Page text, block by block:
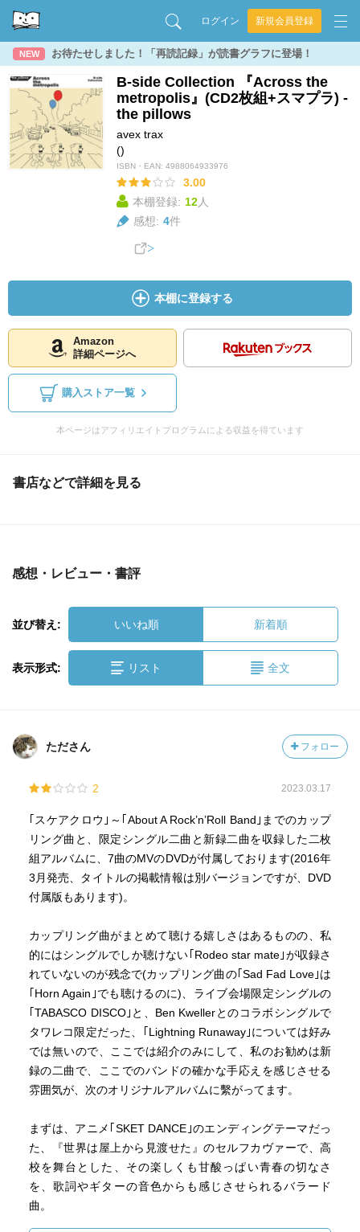
ログイン 新規会員登録
NEW お待たせしました！「再読記録」が読書グラフに登場！
B-side Collection 『Across the
metropolis』(CD2枚組+スマプラ) -
the pillows
avex trax
()
ISBN・EAN: 4988064933976
3.00
本棚登録: 12人
感想: 4件
本棚に登録する
Amazon
詳細ページへ
購入ストア一覧
本ページはアフィリエイトプログラムによる収益を得ています
書店などで詳細を見る
感想・レビュー・書評
並び替え: いいね順 新着順
表示形式: リスト 全文
たださん フォロー
2 2023.03.17
｢スケアクロウ｣～｢About A Rock’n’Roll Band｣までのカップ
リング曲と、限定シングル二曲と新録二曲を収録した二枚
組アルバムに、7曲のMVのDVDが付属しております(2016年
3月発売、タイトルの掲載情報は別バージョンですが、DVD
付属版もあります)。
カップリング曲がまとめて聴ける嬉しさはあるものの、私
的にはシングルでしか聴けない｢Rodeo star mate｣が収録さ
れていないのが残念で(カップリング曲の｢Sad Fad Love｣は
｢Horn Again｣でも聴けるのに)、ライブ会場限定シングルの
｢TABASCO DISCO｣と、Ben Kwellerとのコラボシングルで
タワレコ限定だった、｢Lightning Runaway｣については好み
では無いので、ここでは紹介のみにして、私のお勧めは新
録の二曲で、ここでのバンドの確かな手応えを感じさせる
雰囲気が、次のオリジナルアルバムに繫がってます。
まずは、アニメ｢SKET DANCE｣のエンディングテーマだっ
た、『世界は屋上から見渡せた』のセルフカヴァーで、高
校を舞台とした、その楽しくも甘酸っぱい青春の切なさ
を、歌詞やギターの音色からも感じさせられるバラード
曲。